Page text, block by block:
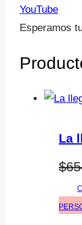
YouTube
Esperamos
La
$